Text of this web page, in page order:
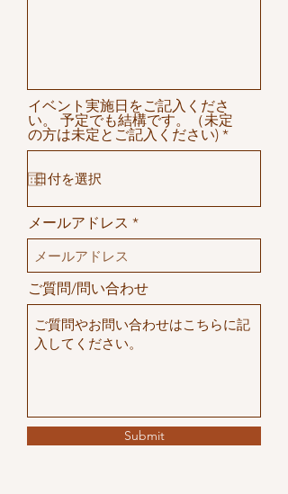
イベント実施日をご記入くださ
い。 予定でも結構です。（未定
の方は未定とご記入ください) *r
e
r
d
メールアドレス
ご質問/問い合わせ
Submit